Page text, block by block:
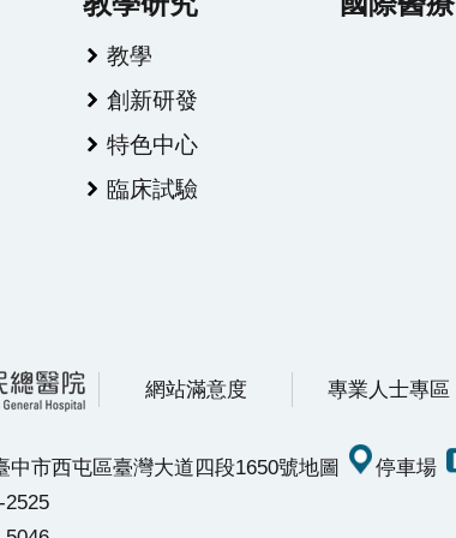
教學
創新研發
特色中心
臨床試驗
網站滿意度 專業人士專區
中市西屯區臺灣大道四段1650號地圖
停車場
2525